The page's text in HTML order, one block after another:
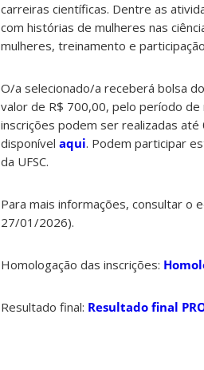
carreiras científicas. Dentre as
com histórias de mulheres nas
mulheres, treinamento e
O/a selecionado/a receberá bolsa
valor de R$ 700,00, pelo período
inscrições podem ser realizadas
disponível aqui. Podem participar
da UFSC.
Para mais informações, consultar o
27/01/2026).
Homologação das inscrições:
Resultado final: Resultado final